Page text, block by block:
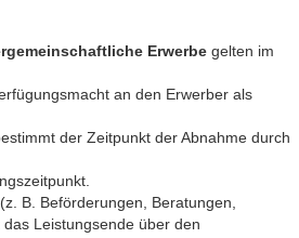
Erwerbe gelten im
an den Erwerber als
der Zeitpunkt der Abnahme durch
(z. B. Beförderungen, Beratungen,
Leistungsende über den